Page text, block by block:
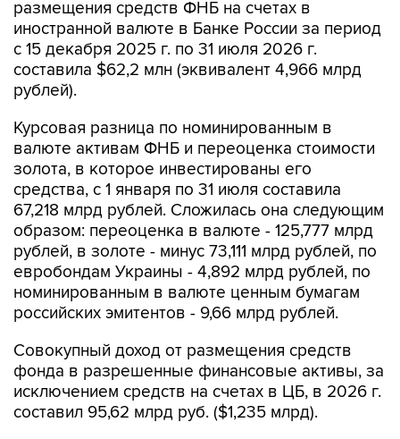
размещения средств ФНБ на счетах в
иностранной валюте в Банке России за период
с 15 декабря 2025 г. по 31 июля 2026 г.
составила $62,2 млн (эквивалент 4,966 млрд
рублей).
Курсовая разница по номинированным в
валюте активам ФНБ и переоценка стоимости
золота, в которое инвестированы его
средства, с 1 января по 31 июля составила
67,218 млрд рублей. Сложилась она следующим
образом: переоценка в валюте - 125,777 млрд
рублей, в золоте - минус 73,111 млрд рублей, по
евробондам Украины - 4,892 млрд рублей, по
номинированным в валюте ценным бумагам
российских эмитентов - 9,66 млрд рублей.
Совокупный доход от размещения средств
фонда в разрешенные финансовые активы, за
исключением средств на счетах в ЦБ, в 2026 г.
составил 95,62 млрд руб. ($1,235 млрд).